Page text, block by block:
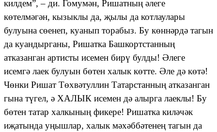
килдем”, – ди. Гомумән, Ришатның әлеге
көтелмәгән, кызыклы да, җылы да котлаулары
булуына сөенеп, куанып торабыз. Бу көннәрдә тагын
да куандырганы, Ришатка Башкортстанның
атказанган артисты исемен бирү булды! Әлеге
исемгә лаек булуын бөтен халык көтте. Әле дә көтә!
Чөнки Ришат Төхвәтуллин Татарстанның атказанган
гына түгел, ә ХАЛЫК исемен дә алырга лаеклы! Бу
бөтен татар халкының фикере! Ришатка киләчәк
иҗатында уңышлар, халык мәхәббәтенең тагын да